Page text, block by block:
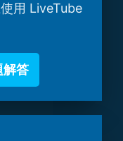
用 LiveTube
解答